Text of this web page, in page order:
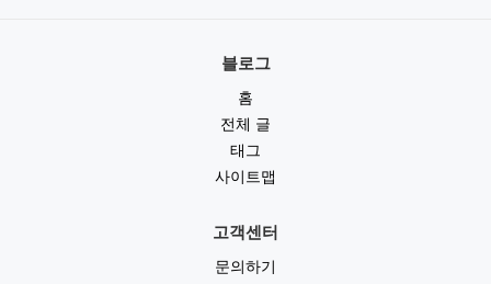
블로그
홈
전체 글
태그
사이트맵
고객센터
문의하기